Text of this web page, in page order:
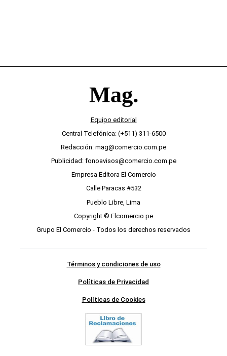
Equipo editorial
Central Telefónica: (+511) 311-6500
Redacción: mag@comercio.com.pe
Publicidad: fonoavisos@comercio.com.pe
Empresa Editora El Comercio
Calle Paracas #532
Pueblo Libre, Lima
Copyright © Elcomercio.pe
Grupo El Comercio - Todos los derechos reservados
Términos y condiciones de uso
Políticas de Privacidad
Políticas de Cookies